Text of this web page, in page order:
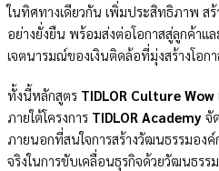
ในทิศทางเดียวกัน เพิ่มประสิทธิภาพ ส
อย่างยั่งยืน พร้อมส่งต่อโอกาสสู่ลูกค้าแ
เจตนารมณ์ของเงินติดล้อที่มุ่งสร้างโอก
ทั้งนี้หลักสูตร TIDLOR Culture Wow
ภายใต้โครงการ TIDLOR Academy จั
ภายนอกที่สนใจการสร้างวัฒนธรรมอง
จริงในการขับเคลื่อนธุรกิจด้วยวัฒนธร